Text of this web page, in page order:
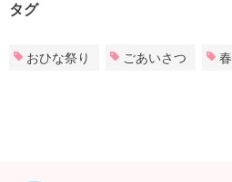
タグ
おひな祭り ごあいさつ 春